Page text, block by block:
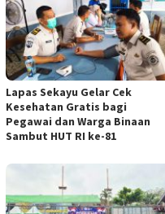
Lapas Sekayu Gelar Cek
Kesehatan Gratis bagi
Pegawai dan Warga Binaan
Sambut HUT RI ke-81